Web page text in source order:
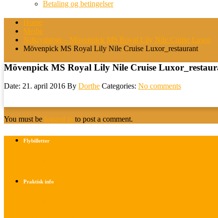
Betaling og betingelser
Home
Medie
Nilkrydstogt – Mövenpick MS Royal Lily Nile Cruise Luxor
Mövenpick MS Royal Lily Nile Cruise Luxor_restaurant
Mövenpick MS Royal Lily Nile Cruise
Date: 21. april 2016 By Dorthe Categories: No comments
You must be logged in to post a comment.
Flybilletter
Praktisk info